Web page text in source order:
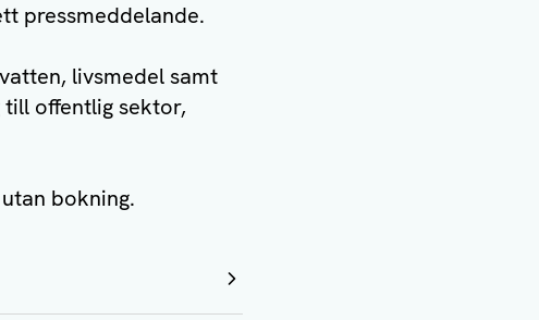
pressmeddelande.
livsmedel samt
offentlig sektor,
bokning.